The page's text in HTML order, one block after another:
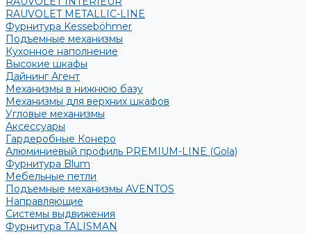
RAUVOLET METALLIC-LINE
Фурнитура Kesseböhmer
Подъемные механизмы
Кухонное наполнение
Высокие шкафы
Дайнинг Агент
Механизмы в нижнюю базу
Механизмы для верхних шкафов
Угловые механизмы
Аксессуары
Гардеробные Конеро
Алюминиевый профиль PREMIUM-LINE (Gola)
Фурнитура Blum
Мебельные петли
Подъемные механизмы AVENTOS
Направляющие
Системы выдвижения
Фурнитура TALISMAN